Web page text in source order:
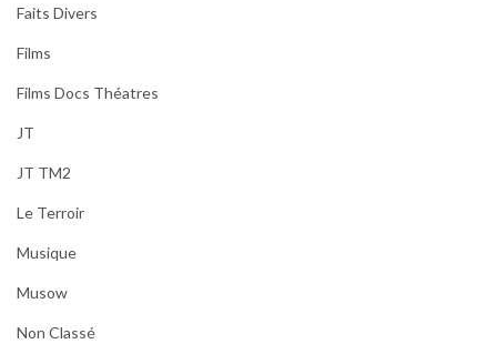
Faits Divers
Films
Films Docs Théatres
JT
JT TM2
Le Terroir
Musique
Musow
Non Classé